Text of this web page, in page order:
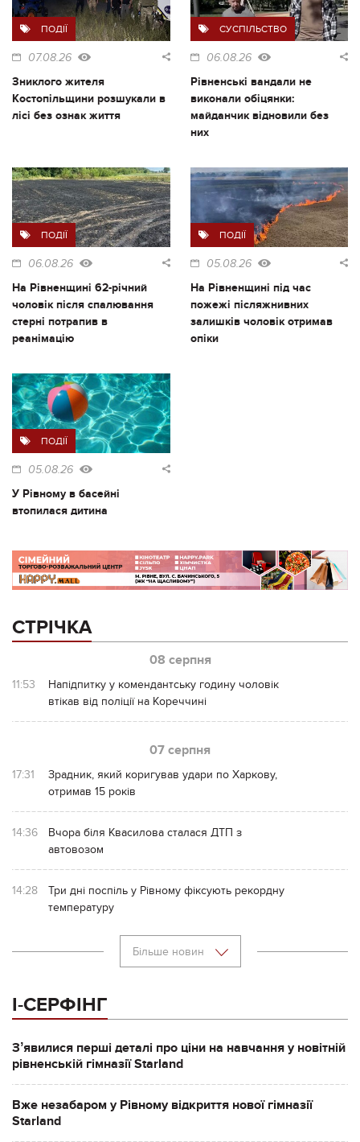
ПОДІЇ
07.08.26
Зниклого жителя
Костопільщини розшукали в
лісі без ознак життя
СУСПІЛЬСТВО
06.08.26
Рівненські вандали не
виконали обіцянки:
майданчик відновили без
них
ПОДІЇ
06.08.26
На Рівненщині 62-річний
чоловік після спалювання
стерні потрапив в
реанімацію
ПОДІЇ
05.08.26
На Рівненщині під час
пожежі післяжнивних
залишків чоловік отримав
опіки
ПОДІЇ
05.08.26
У Рівному в басейні
втопилася дитина
СТРІЧКА
08 серпня
11:53
Напідпитку у комендантську годину чоловік
втікав від поліції на Кореччині
07 серпня
17:31
Зрадник, який коригував удари по Харкову,
отримав 15 років
14:36
Вчора біля Квасилова сталася ДТП з
автовозом
14:28
Три дні поспіль у Рівному фіксують рекордну
температуру
Більше новин
І-СЕРФІНГ
Зʼявилися перші деталі про ціни на навчання у новітній
рівненській гімназії Starland
Вже незабаром у Рівному відкриття нової гімназії
Starland